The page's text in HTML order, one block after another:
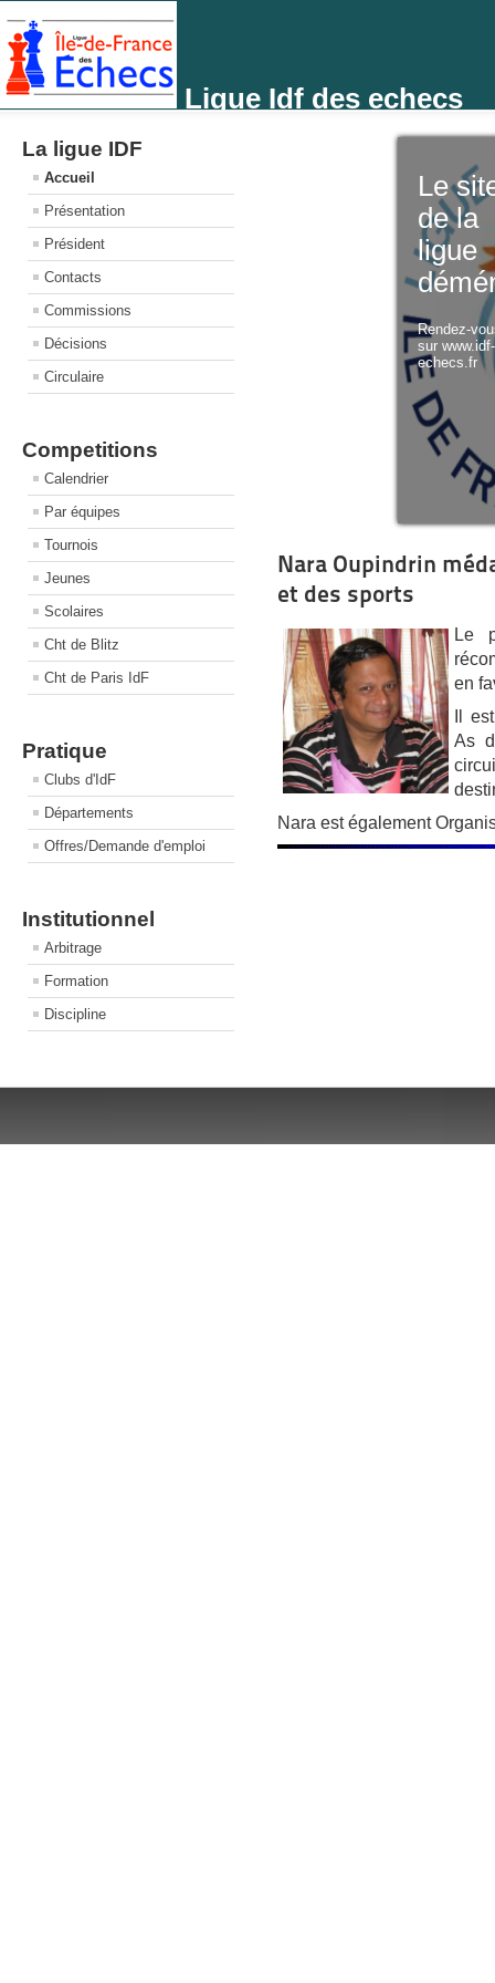
Ligue Idf des echecs
La ligue IDF
Accueil
Présentation
Président
Contacts
Commissions
Décisions
Circulaire
Competitions
Calendrier
Par équipes
Tournois
Jeunes
Scolaires
Cht de Blitz
Cht de Paris IdF
Pratique
Clubs d'IdF
Départements
Offres/Demande d'emploi
Institutionnel
Arbitrage
Formation
Discipline
Le
de la
ligue
Rendez-
sur
echecs.fr
Nara Oupindrin
et des sports
Le
en
Il
As
Nara est également